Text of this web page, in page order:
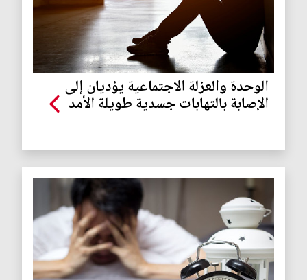
الوحدة والعزلة الاجتماعية يؤديان إلى
الإصابة بالتهابات جسدية طويلة الأمد